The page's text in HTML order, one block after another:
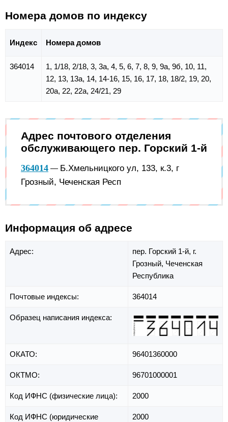
Номера домов по индексу
Индекс Номера домов
364014
1, 1/18, 2/18, 3, 3а, 4, 5, 6, 7, 8, 9, 9а, 9б, 10, 11,
12, 13, 13а, 14, 14-16, 15, 16, 17, 18, 18/2, 19, 20,
20а, 22, 22а, 24/21, 29
Адрес почтового отделения
обслуживающего пер. Горский 1-й
364014 — Б.Хмельницкого ул, 133, к.3, г
Грозный, Чеченская Респ
Информация об адресе
Адрес: пер. Горский 1-й, г.
Грозный, Чеченская
Республика
Почтовые индексы: 364014
Образец написания индекса:
ОКАТО: 96401360000
ОКТМО: 96701000001
Код ИФНС (физические лица): 2000
Код ИФНС (юридические
2000